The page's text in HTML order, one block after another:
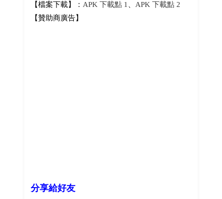
【檔案下載】： APK 下載點 1、 APK 下載點 2
【贊助商廣告】
分享給好友